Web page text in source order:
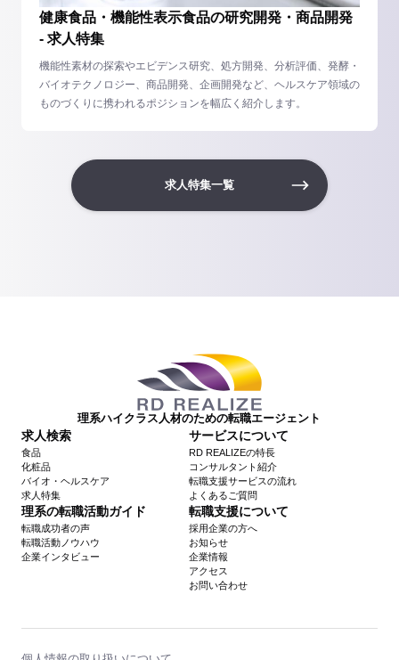
健康食品・機能性表示食品の研究開発・商品開発
- 求人特集
機能性素材の探索やエビデンス研究、処方開発、分析評価、発酵・
バイオテクノロジー、商品開発、企画開発など、ヘルスケア領域の
ものづくりに携われるポジションを幅広く紹介します。
求人特集一覧
理系ハイクラス人材のための転職エージェント
求人検索
食品
化粧品
バイオ・ヘルスケア
求人特集
サービスについて
RD REALIZEの特長
コンサルタント紹介
転職支援サービスの流れ
よくあるご質問
理系の転職活動ガイド
転職成功者の声
転職活動ノウハウ
企業インタビュー
転職支援について
採用企業の方へ
お知らせ
企業情報
アクセス
お問い合わせ